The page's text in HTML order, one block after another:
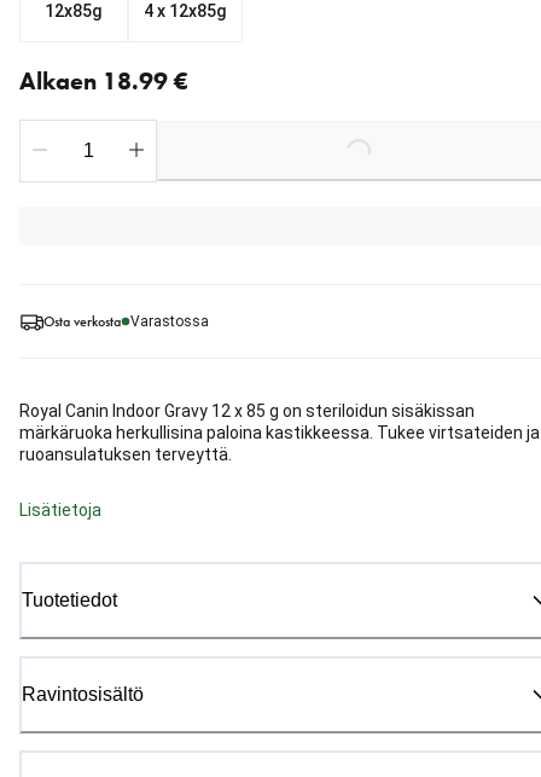
Osta verkosta Varastossa
Royal Canin Indoor Gravy 12 x 85 g on steriloidun sisäkissan
märkäruoka herkullisina paloina kastikkeessa. Tukee virtsateiden ja
ruoansulatuksen terveyttä.
Lisätietoja
Tuotetiedot
Ravintosisältö
12x85g
4 x 12x85g
Alkaen 18.99 €
Loading...